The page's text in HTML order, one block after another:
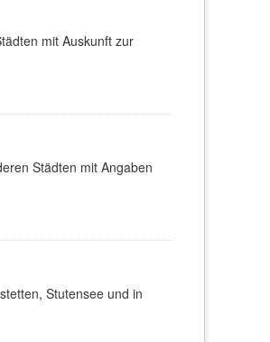
mit Auskunft zur
Städten mit Angaben
Stutensee und in